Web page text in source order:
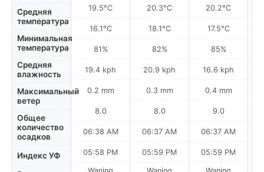
Средняя
температура
Минимальная
температура
Средняя
влажность
Максимальный
ветер
Общее
количество
осадков
Индекс УФ
19.5°C
16.1°C
81%
19.4 kph
0.2 mm
8.0
06:38 AM
05:58 PM
20.3°C
18.1°C
82%
20.9 kph
0.3 mm
8.0
06:37 AM
05:59 PM
20.2°C
17.5°C
85%
16.6 kph
0.4 mm
9.0
06:37 AM
05:59 PM